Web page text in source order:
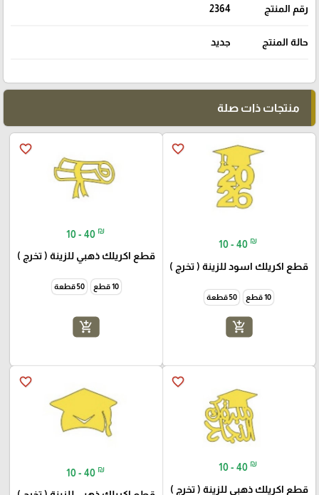
رقم المنتج 2364
حالة المنتج جديد
منتجات ذات صلة
favorite_border
10 - 40 ₪
قطع اكريلك اسود للزينة ( تخرج )
10 قطع 50 قطعة
add_shopping_cart
favorite_border
10 - 40 ₪
قطع اكريلك ذهبي للزينة ( تخرج )
10 قطع 50 قطعة
add_shopping_cart
favorite_border
10 - 40 ₪
قطع اكريلك ذهبي للزينة ( تخرج )
favorite_border
10 - 40 ₪